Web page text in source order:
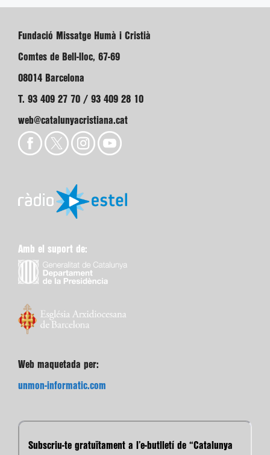
Fundació Missatge Humà i Cristià
Comtes de Bell-lloc, 67-69
08014 Barcelona
T. 93 409 27 70 / 93 409 28 10
web@catalunyacristiana.cat
Amb el suport de:
Web maquetada per:
unmon-informatic.com
Subscriu-te gratuïtament a l’e-butlletí de “Catalunya